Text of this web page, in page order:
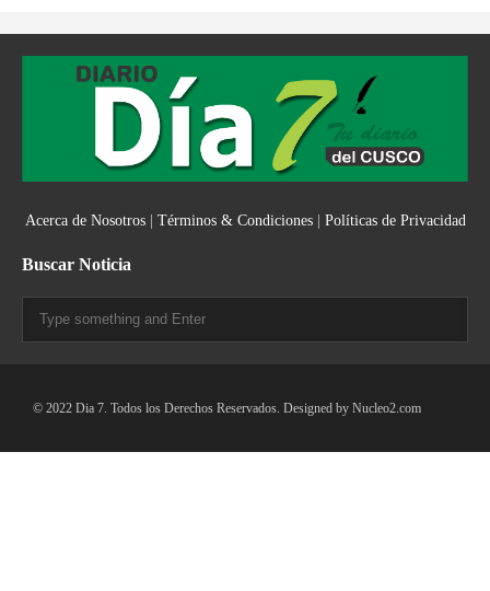
Acerca de Nosotros| Términos & Condiciones| Políticas de Privacidad
Buscar Noticia
© 2022 Dia 7. Todos los Derechos Reservados. Designed by Nucleo2.com